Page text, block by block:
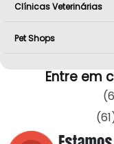
Clínicas Veterinárias
Pet Shops
Entre em